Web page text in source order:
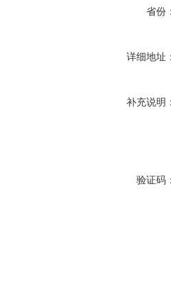
省份
详细地址
补充说明
验证码